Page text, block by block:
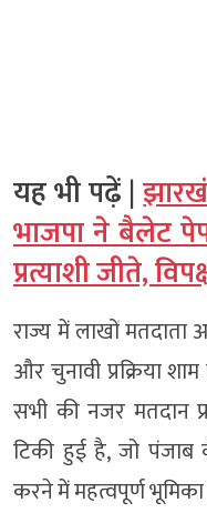
यह भी पढ़ें |
भाजपा ने बैलेट
प्रत्याशी जीते,
राज्य में लाखों मतदाता
और चुनावी प्रक्रिया
सभी की नजर मतदान
टिकी हुई है, जो पंजाब
करने में महत्वपूर्ण